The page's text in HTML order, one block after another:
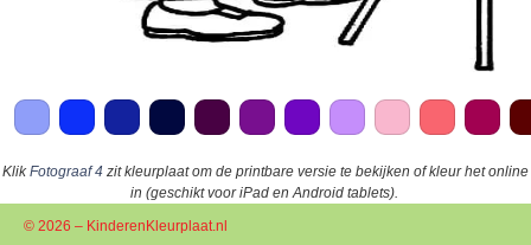
KlikFotograaf 4 zit kleurplaat om de printbare versie te bekijken of kleur het online
in (geschikt voor iPad en Android tablets).
© 2026 – KinderenKleurplaat.nl